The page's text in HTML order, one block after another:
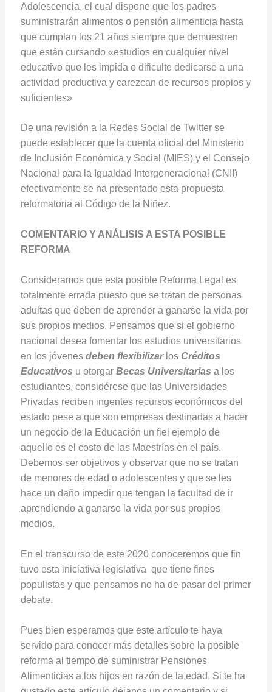
Adolescencia, el cual dispone que los padres
suministrarán alimentos o pensión alimenticia hasta
que cumplan los 21 años siempre que demuestren
que están cursando «estudios en cualquier nivel
educativo que les impida o dificulte dedicarse a una
actividad productiva y carezcan de recursos propios y
suficientes»
De una revisión a la Redes Social de Twitter se
puede establecer que la cuenta oficial del Ministerio
de Inclusión Económica y Social (MIES) y el Consejo
Nacional para la Igualdad Intergeneracional (CNII)
efectivamente se ha presentado esta propuesta
reformatoria al Código de la Niñez.
COMENTARIO Y ANÁLISIS A ESTA POSIBLE
REFORMA
Consideramos que esta posible Reforma Legal es
totalmente errada puesto que se tratan de personas
adultas que deben de aprender a ganarse la vida por
sus propios medios. Pensamos que si el gobierno
nacional desea fomentar los estudios universitarios
en los jóvenes deben flexibilizarlos Créditos
Educativos u otorgar Becas Universitarias a los
estudiantes, considérese que las Universidades
Privadas reciben ingentes recursos económicos del
estado pese a que son empresas destinadas a hacer
un negocio de la Educación un fiel ejemplo de
aquello es el costo de las Maestrías en el país.
Debemos ser objetivos y observar que no se tratan
de menores de edad o adolescentes y que se les
hace un daño impedir que tengan la facultad de ir
aprendiendo a ganarse la vida por sus propios
medios.
En el transcurso de este 2020 conoceremos que fin
tuvo esta iniciativa legislativa que tiene fines
populistas y que pensamos no ha de pasar del primer
debate.
Pues bien esperamos que este artículo te haya
servido para conocer más detalles sobre la posible
reforma al tiempo de suministrar Pensiones
Alimenticias a los hijos en razón de la edad. Si te ha